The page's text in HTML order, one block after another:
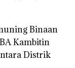
Binaan
Kambitin
Distrik